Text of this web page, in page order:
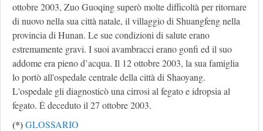
ottobre 2003, Zuo Guoqing superò molte difficoltà per ritornare
di nuovo nella sua città natale, il villaggio di Shuangfeng nella
provincia di Hunan. Le sue condizioni di salute erano
estremamente gravi. I suoi avambracci erano gonfi ed il suo
addome era pieno d’acqua. Il 12 ottobre 2003, la sua famiglia
lo portò all'ospedale centrale della città di Shaoyang.
L'ospedale gli diagnosticò una cirrosi al fegato e idropsia al
fegato. Ė deceduto il 27 ottobre 2003.
(*)GLOSSARIO